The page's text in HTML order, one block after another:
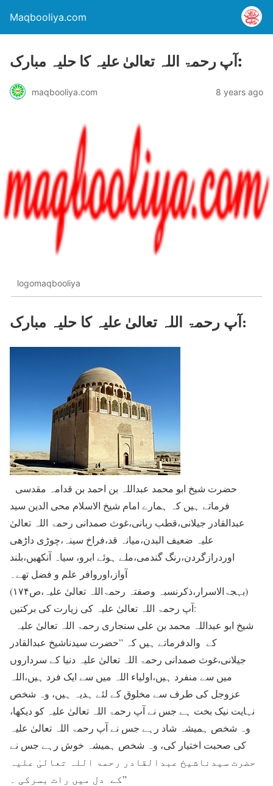
Maqbooliya.com
آپ رحمۃ اللہ تعالیٰ علیہ کا حلیہ مبارک:
maqbooliya.com 8 years ago
logomaqbooliya
آپ رحمۃ اللہ تعالیٰ علیہ کا حلیہ مبارک:
فرماتے ہیں کہ ہمارے امام شیخ الاسلام محی الدین سید
عبدالقادر جیلانی،قطب ربانی،غوث صمدانی رحمۃ اللہ تعالیٰ
علیہ ضعیف البدن،میانہ قد،فراخ سینہ،چوڑی داڑھی
اوردرازگردن،رنگ گندمی،ملے ہوئے ابرو، سیاہ آنکھیں،بلند
آواز،اوروافر علم و فضل تھے۔
(بہجۃالاسرار،ذکرنسبہ وصفتہ رحمۃاللہ تعالیٰ علیہ،ص۱۷۴)
آپ رحمۃ اللہ تعالیٰ علیہ کی زیارت کی برکتیں:
کے والدفرماتے ہیں کہ ”حضرت سیدناشیخ عبدالقادر
جیلانی،غوث صمدانی رحمۃ اللہ تعالیٰ علیہ دنیا کے سرداروں
میں سے منفرد ہیں،اولیاء اللہ میں سے ایک فرد ہیں،اللہ
عزوجل کی طرف سے مخلوق کے لئے ہدیہ ہیں، وہ شخص
نہایت نیک بخت ہے جس نے آپ رحمۃ اللہ تعالیٰ علیہ کو دیکھا،
وہ شخص ہمیشہ شاد رہے جس نے آپ رحمۃ اللہ تعالیٰ علیہ
کی صحبت اختیار کی، وہ شخص ہمیشہ خوش رہے جس نے
حضرت سیدناشیخ عبدالقادر رحمۃ اللہ تعالیٰ علیہ
کے دل میں رات بسرکی ۔”